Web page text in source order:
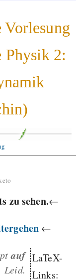
Physik 2:
zu sehen.←
←
LaTeX-
Links:
auf
Inhalte
2016 got
level
Cycle 2:
Land